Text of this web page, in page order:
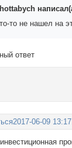
то не нашел на
ответ
2017-06-09